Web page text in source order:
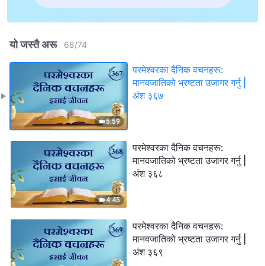
यो जस्तै अरू 68/74
5:59
परमेश्‍वरका दैनिक वचनहरू:
मानवजातिको भ्रष्टता उजागर गर्नु |
अंश ३६७
4:45
परमेश्‍वरका दैनिक वचनहरू:
मानवजातिको भ्रष्टता उजागर गर्नु |
अंश ३६८
परमेश्‍वरका दैनिक वचनहरू:
मानवजातिको भ्रष्टता उजागर गर्नु |
अंश ३६९